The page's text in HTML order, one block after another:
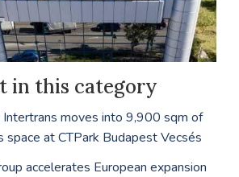
in this category
Intertrans moves into 9,900 sqm of
space at CTPark Budapest Vecsés
accelerates European expansion